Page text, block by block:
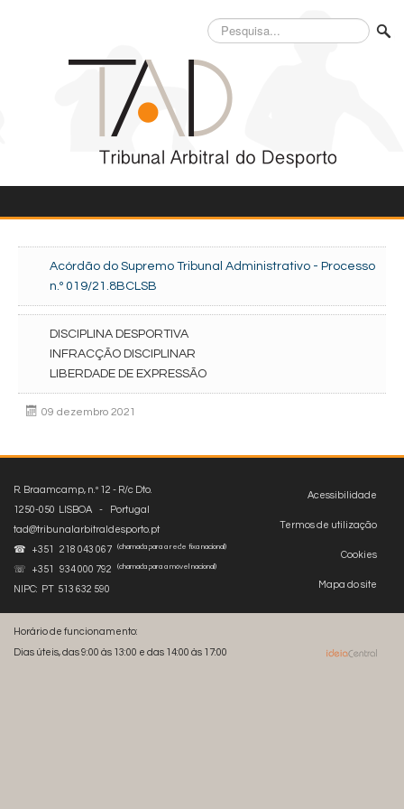
Pesquisa...
Acórdão do Supremo Tribunal Administrativo - Processo
n.º 019/21.8BCLSB
DISCIPLINA DESPORTIVA
INFRACÇÃO DISCIPLINAR
LIBERDADE DE EXPRESSÃO
09 dezembro 2021
Acessibilidade
Termos de utilização
Cookies
Mapa do site
R. Braamcamp, n.º 12 - R/c Dto.
1250-050 LISBOA - Portugal
tad@tribunalarbitraldesporto.pt
☎ +351 218 043 067
(chamada para a rede fixa nacional)
☏ +351 934 000 792 (chamada para a móvel nacional)
NIPC: PT 513 632 590
Horário de funcionamento:
Dias úteis, das 9:00 às 13:00 e das 14:00 às 17:00